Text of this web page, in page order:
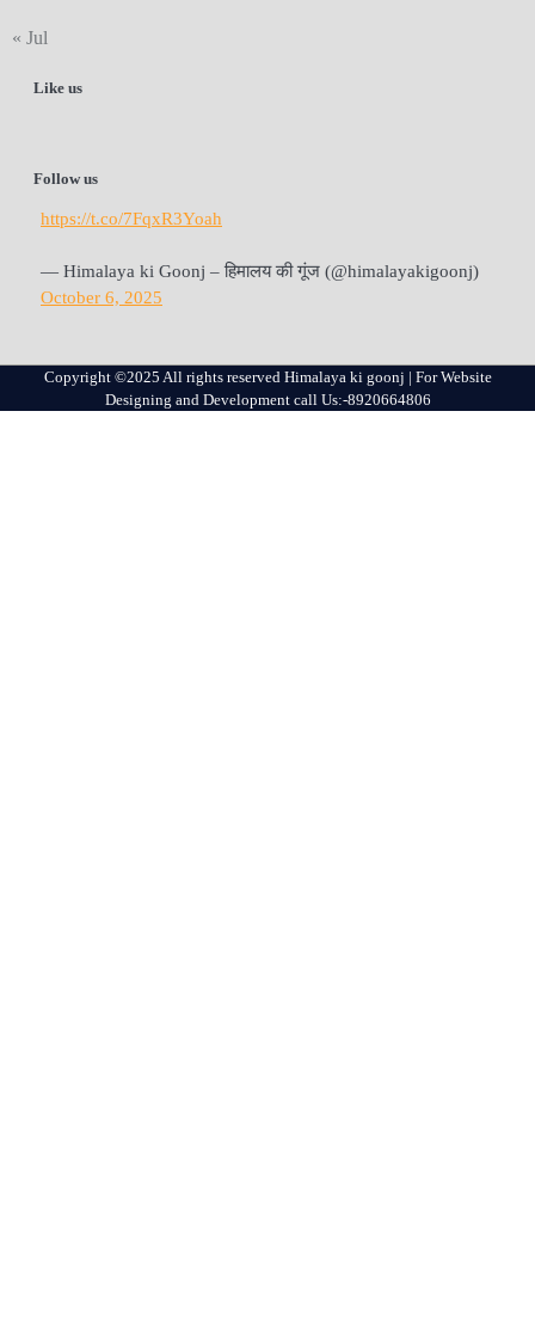
« Jul
Like us
Follow us
https://t.co/7FqxR3Yoah
— Himalaya ki Goonj – हिमालय की गूंज (@himalayakigoonj)
October 6, 2025
Copyright ©2025 All rights reserved Himalaya ki goonj | For Website
Designing and Development call Us:-8920664806